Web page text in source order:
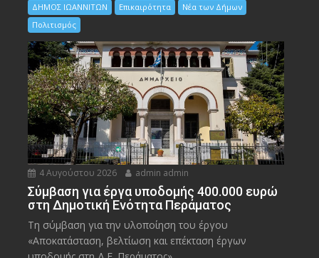
ΔΗΜΟΣ ΙΩΑΝΝΙΤΩΝ Επικαιρότητα
Νέα των Δήμων
Πολιτισμός
4 Αυγούστου 2026 admin admin
Σύμβαση για έργα υποδομής 400.000 ευρώ
στη Δημοτική Ενότητα Περάματος
Τη σύμβαση για την υλοποίηση του έργου
«Αποκατάσταση, βελτίωση και επέκταση έργων